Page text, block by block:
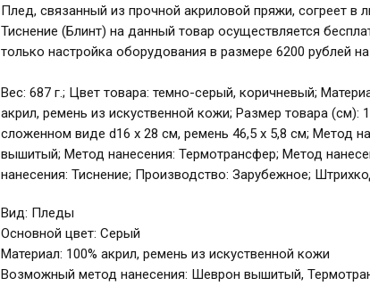
Плед, связанный из прочной акриловой пряжи, согреет в
Тиснение (Блинт) на данный товар осуществляется
только настройка оборудования в размере 6200 рублей
Вес: 687 г.; Цвет товара: темно-серый, коричневый;
акрил, ремень из искуственной кожи; Размер товара (см):
сложенном виде d16 х 28 см, ремень 46,5 х 5,8 см; Метод
вышитый; Метод нанесения: Термотрансфер; Метод
нанесения: Тиснение; Производство: Зарубежное;
Вид: Пледы
Основной цвет: Серый
Материал: 100% акрил, ремень из искуственной кожи
Возможный метод нанесения: Шеврон вышитый,